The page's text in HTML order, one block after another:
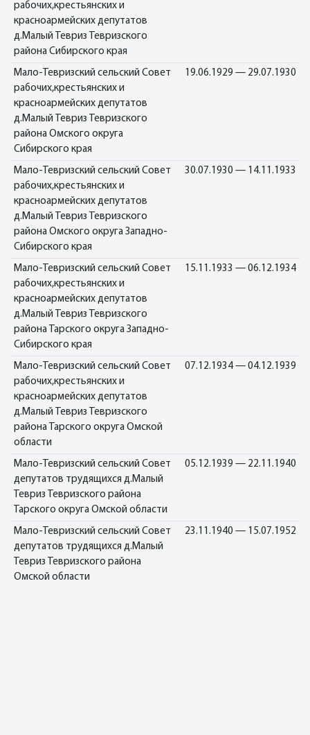
рабочих,крестьянских и
красноармейских депутатов
д.Малый Тевриз Тевризского
района Сибирского края
Мало-Тевризский сельский Совет
рабочих,крестьянских и
красноармейских депутатов
д.Малый Тевриз Тевризского
района Омского округа
Сибирского края
19.06.1929 — 29.07.1930
Мало-Тевризский сельский Совет
рабочих,крестьянских и
красноармейских депутатов
д.Малый Тевриз Тевризского
района Омского округа Западно-
Сибирского края
30.07.1930 — 14.11.1933
Мало-Тевризский сельский Совет
рабочих,крестьянских и
красноармейских депутатов
д.Малый Тевриз Тевризского
района Тарского округа Западно-
Сибирского края
15.11.1933 — 06.12.1934
Мало-Тевризский сельский Совет
рабочих,крестьянских и
красноармейских депутатов
д.Малый Тевриз Тевризского
района Тарского округа Омской
области
07.12.1934 — 04.12.1939
Мало-Тевризский сельский Совет
депутатов трудящихся д.Малый
Тевриз Тевризского района
Тарского округа Омской области
05.12.1939 — 22.11.1940
Мало-Тевризский сельский Совет
депутатов трудящихся д.Малый
Тевриз Тевризского района
Омской области
23.11.1940 — 15.07.1952